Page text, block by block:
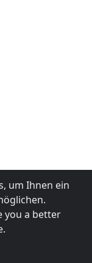
um Ihnen ein
you a better